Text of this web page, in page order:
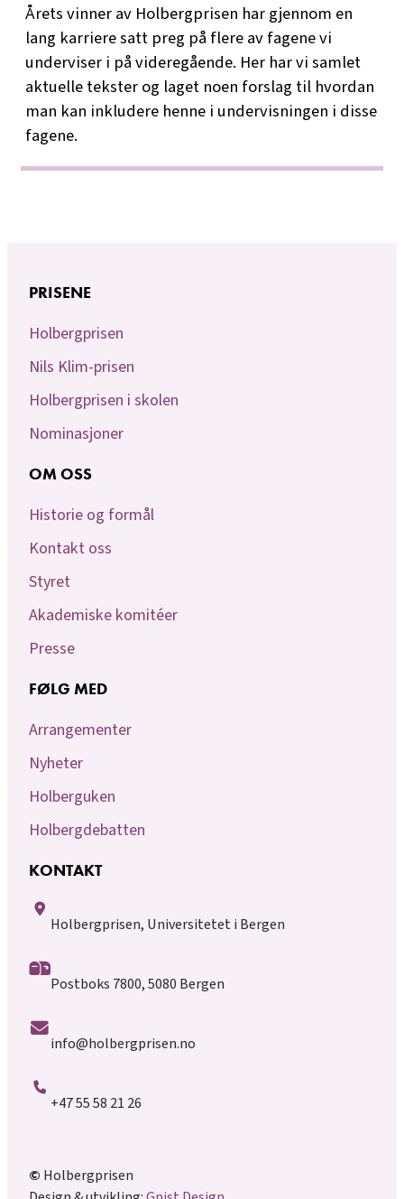
Årets vinner av Holbergprisen har gjennom en
lang karriere satt preg på flere av fagene vi
underviser i på videregående. Her har vi samlet
aktuelle tekster og laget noen forslag til hvordan
man kan inkludere henne i undervisningen i disse
fagene.
PRISENE
Holbergprisen
Nils Klim-prisen
Holbergprisen i skolen
Nominasjoner
OM OSS
Historie og formål
Kontakt oss
Styret
Akademiske komitéer
Presse
FØLG MED
Arrangementer
Nyheter
Holberguken
Holbergdebatten
KONTAKT
Holbergprisen, Universitetet i Bergen
Postboks 7800, 5080 Bergen
info@holbergprisen.no
+47 55 58 21 26
© Holbergprisen